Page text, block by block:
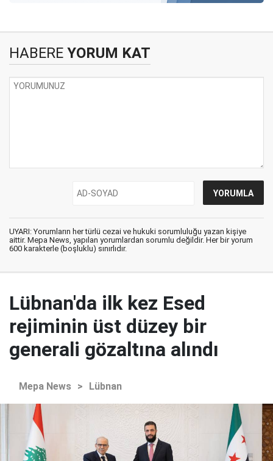
HABERE YORUM KAT
UYARI: Yorumların her türlü cezai ve hukuki sorumluluğu yazan kişiye
aittir. Mepa News, yapılan yorumlardan sorumlu değildir. Her bir yorum
600 karakterle (boşluklu) sınırlıdır.
Lübnan'da ilk kez Esed
rejiminin üst düzey bir
generali gözaltına alındı
Mepa News > Lübnan